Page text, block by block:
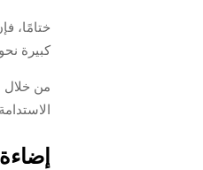
كبيرة